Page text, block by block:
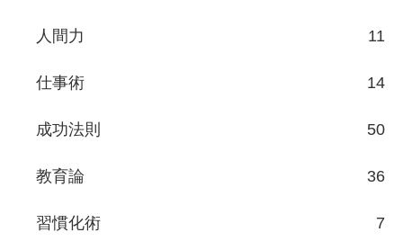
人間力 11
仕事術 14
成功法則 50
教育論 36
習慣化術 7